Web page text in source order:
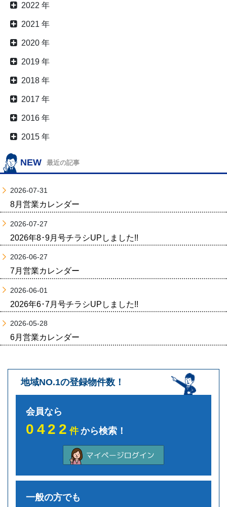
2022 年
2021 年
2020 年
2019 年
2018 年
2017 年
2016 年
2015 年
NEW 最近の記事
2026-07-31
8月営業カレンダー
2026-07-27
2026年8･9月号チラシUPしました!!
2026-06-27
7月営業カレンダー
2026-06-01
2026年6･7月号チラシUPしました!!
2026-05-28
6月営業カレンダー
地域NO.1の登録物件数！
会員なら
0422件から検索！
一般の方でも